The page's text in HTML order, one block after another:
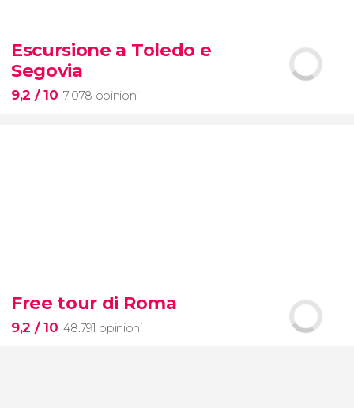
biglietti per il Museo d'Orsay
Escursione a Toledo e
Segovia
9,2 / 10 7.078 opinioni
Toledo e Segovia
la Città delle Tre Culture
l'acquedotto romano
Free tour di Roma
9,2 / 10 48.791 opinioni